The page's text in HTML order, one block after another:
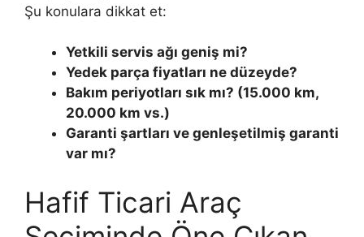
Şu konulara dikkat et:
Yetkili servis ağı geniş mi?
Yedek parça fiyatları ne düzeyde?
Bakım periyotları sık mı? (15.000 km,
20.000 km vs.)
Garanti şartları ve genleşetilmiş garanti
var mı?
Hafif Ticari Araç